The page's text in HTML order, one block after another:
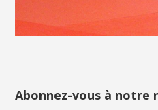
Abonnez-vous à notre